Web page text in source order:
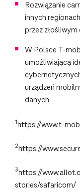
Rozwiązanie
innych
przez
W Polsce T-
umożliwiającą
urządzeń
danych
1 https://www.t-
2 https://
3 https://
stories/safaricom/